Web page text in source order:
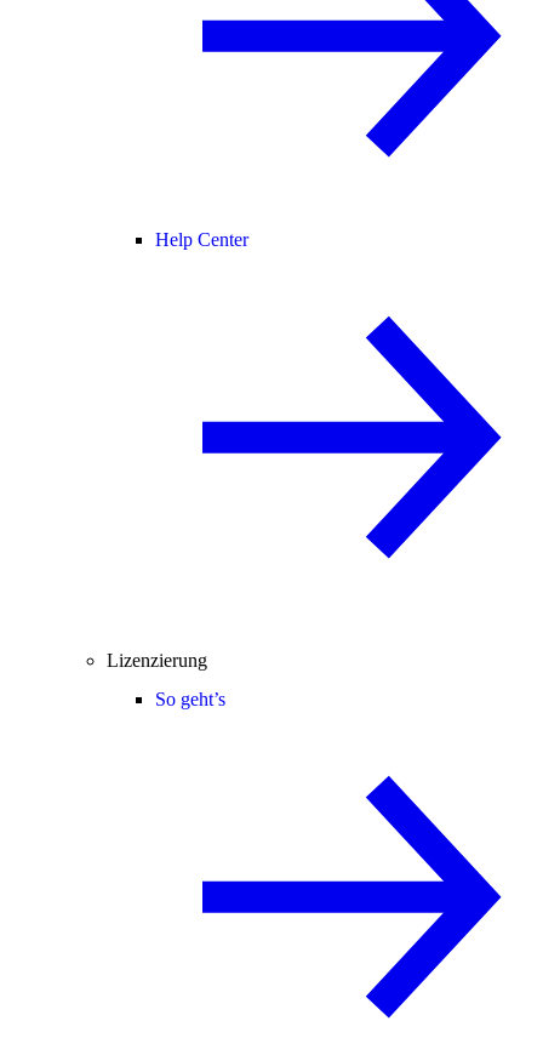
Help Center
Lizenzierung
So geht’s